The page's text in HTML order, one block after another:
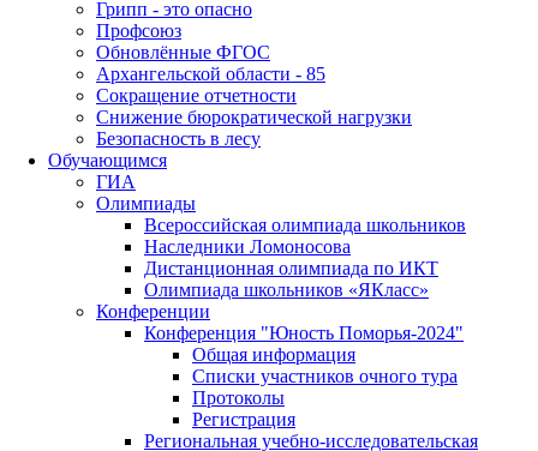
Грипп - это опасно
Профсоюз
Обновлённые ФГОС
Архангельской области - 85
Сокращение отчетности
Снижение бюрократической нагрузки
Безопасность в лесу
Обучающимся
ГИА
Олимпиады
Всероссийская олимпиада школьников
Наследники Ломоносова
Дистанционная олимпиада по ИКТ
Олимпиада школьников «ЯКласс»
Конференции
Конференция "Юность Поморья-2024"
Общая информация
Списки участников очного тура
Протоколы
Регистрация
Региональная учебно-исследовательская